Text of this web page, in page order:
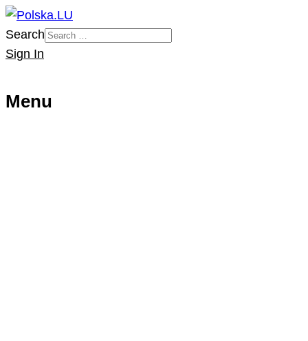
Search
Sign In
Menu